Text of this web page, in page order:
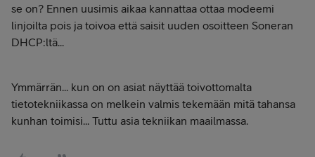
se on? Ennen uusimis aikaa kannattaa ottaa modeemi
linjoilta pois ja toivoa että saisit uuden osoitteen Soneran
DHCP:ltä...
Ymmärrän... kun on on asiat näyttää toivottomalta
tietotekniikassa on melkein valmis tekemään mitä tahansa
kunhan toimisi... Tuttu asia tekniikan maailmassa.